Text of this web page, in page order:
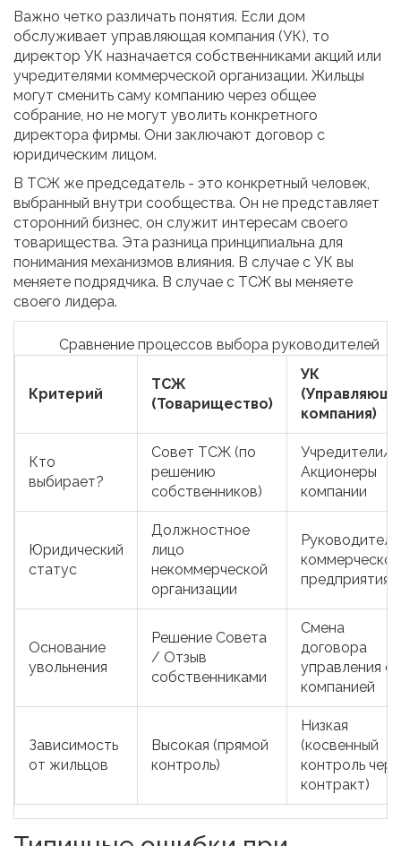
Важно четко различать понятия. Если дом
обслуживает управляющая компания (УК), то
директор УК назначается собственниками акций или
учредителями коммерческой организации. Жильцы
могут сменить саму компанию через общее
собрание, но не могут уволить конкретного
директора фирмы. Они заключают договор с
юридическим лицом.
В ТСЖ же председатель - это конкретный человек,
выбранный внутри сообщества. Он не представляет
сторонний бизнес, он служит интересам своего
товарищества. Эта разница принципиальна для
понимания механизмов влияния. В случае с УК вы
меняете подрядчика. В случае с ТСЖ вы меняете
своего лидера.
Сравнение процессов выбора руководителей
Критерий
ТСЖ
(Товарищество)
УК
компания)
Кто
выбирает?
Совет ТСЖ (по
решению
собственников)
Учредители/
Акционеры
компании
Юридический
статус
Должностное
лицо
некоммерческой
организации
Руководитель
предприятия
Основание
увольнения
Решение Совета
/ Отзыв
собственниками
Смена
договора
управления с
компанией
Зависимость
от жильцов
Высокая (прямой
контроль)
Низкая
(косвенный
контроль
контракт)